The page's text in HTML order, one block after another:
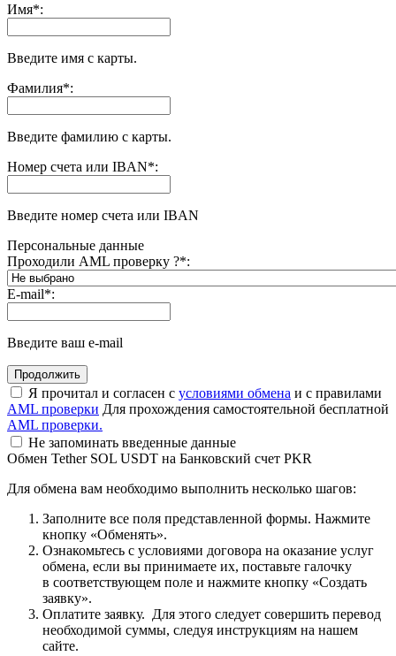
Имя*:
Введите имя с карты.
Фамилия*:
Введите фамилию с карты.
Номер счета или IBAN*:
Введите номер счета или IBAN
Персональные данные
Проходили AML проверку ?*:
E-mail*:
Введите ваш e-mail
Я прочитал и согласен с условиями обмена и с правилами
AML проверки Для прохождения самостоятельной бесплатной
AML проверки.
Не запоминать введенные данные
Обмен Tether SOL USDT на Банковский счет PKR
Для обмена вам необходимо выполнить несколько шагов:
Заполните все поля представленной формы. Нажмите
кнопку «Обменять».
Ознакомьтесь с условиями договора на оказание услуг
обмена, если вы принимаете их, поставьте галочку
в соответствующем поле и нажмите кнопку «Создать
заявку».
Оплатите заявку. Для этого следует совершить перевод
необходимой суммы, следуя инструкциям на нашем
сайте.